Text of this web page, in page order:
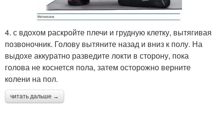
4. с вдохом раскройте плечи и грудную клетку, вытягивая
позвоночник. Голову вытяните назад и вниз к полу. На
выдохе аккуратно разведите локти в сторону, пока
голова не коснется пола, затем осторожно верните
колени на пол.
читать дальше →